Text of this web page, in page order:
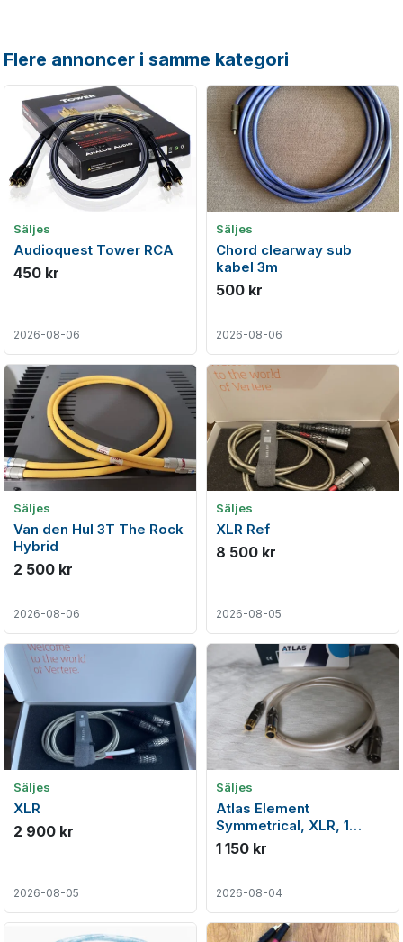
Flere annoncer i samme kategori
Säljes
Audioquest Tower RCA
450 kr
2026-08-06
Säljes
Chord clearway sub
kabel 3m
500 kr
2026-08-06
Säljes
Van den Hul 3T The Rock
Hybrid
2 500 kr
2026-08-06
Säljes
XLR Ref
8 500 kr
2026-08-05
Säljes
XLR
2 900 kr
2026-08-05
Säljes
Atlas Element
Symmetrical, XLR, 1
meter
1 150 kr
2026-08-04